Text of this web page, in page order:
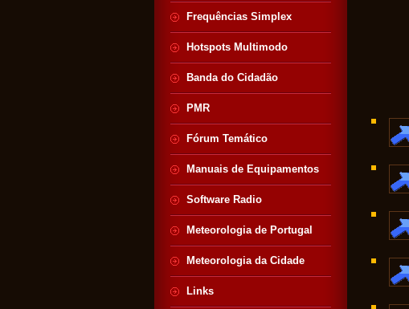
Frequências Simplex
Hotspots Multimodo
Banda do Cidadão
PMR
Fórum Temático
Manuais de Equipamentos
Software Radio
Meteorologia de Portugal
Meteorologia da Cidade
Links